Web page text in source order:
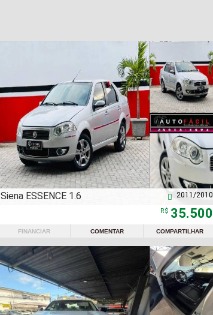
Siena ESSENCE 1.6 2011/2010

R$ 35.500
FINANCIAR COMENTAR COMPARTILHAR